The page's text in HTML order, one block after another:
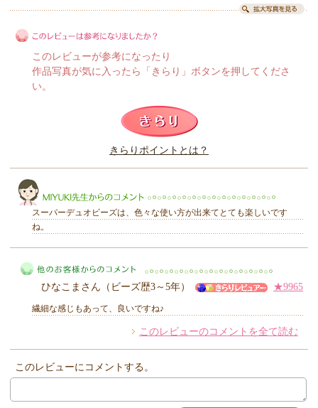
このレビューは参考になりましたか？
このレビューが参考になったり
作品写真が気に入ったら「きらり」ボタンを押してくださ
い。
きらりポイントとは？
MIYUKI先生からのコメント
スーパーデュオビーズは、色々な使い方が出来てとても楽しいです
ね。
他のお客様からのコメント
ひなこまさん（ビーズ歴3～5年） ★9965
繊細な感じもあって、良いですね♪
このレビューのコメントを全て読む
このレビューにコメントする。